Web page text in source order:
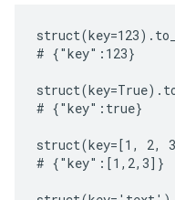
# {"key":123}
# {"key":true}
struct(key=[1, 2,
# {"key":[1,2,3]}